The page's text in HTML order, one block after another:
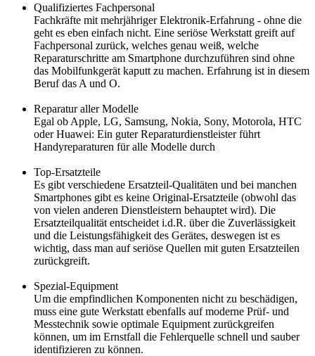
Qualifiziertes Fachpersonal
Fachkräfte mit mehrjähriger Elektronik-Erfahrung - ohne die
geht es eben einfach nicht. Eine seriöse Werkstatt greift auf
Fachpersonal zurück, welches genau weiß, welche
Reparaturschritte am Smartphone durchzuführen sind ohne
das Mobilfunkgerät kaputt zu machen. Erfahrung ist in diesem
Beruf das A und O.
Reparatur aller Modelle
Egal ob Apple, LG, Samsung, Nokia, Sony, Motorola, HTC
oder Huawei: Ein guter Reparaturdienstleister führt
Handyreparaturen für alle Modelle durch
Top-Ersatzteile
Es gibt verschiedene Ersatzteil-Qualitäten und bei manchen
Smartphones gibt es keine Original-Ersatzteile (obwohl das
von vielen anderen Dienstleistern behauptet wird). Die
Ersatzteilqualität entscheidet i.d.R. über die Zuverlässigkeit
und die Leistungsfähigkeit des Gerätes, deswegen ist es
wichtig, dass man auf seriöse Quellen mit guten Ersatzteilen
zurückgreift.
Spezial-Equipment
Um die empfindlichen Komponenten nicht zu beschädigen,
muss eine gute Werkstatt ebenfalls auf moderne Prüf- und
Messtechnik sowie optimale Equipment zurückgreifen
können, um im Ernstfall die Fehlerquelle schnell und sauber
identifizieren zu können.